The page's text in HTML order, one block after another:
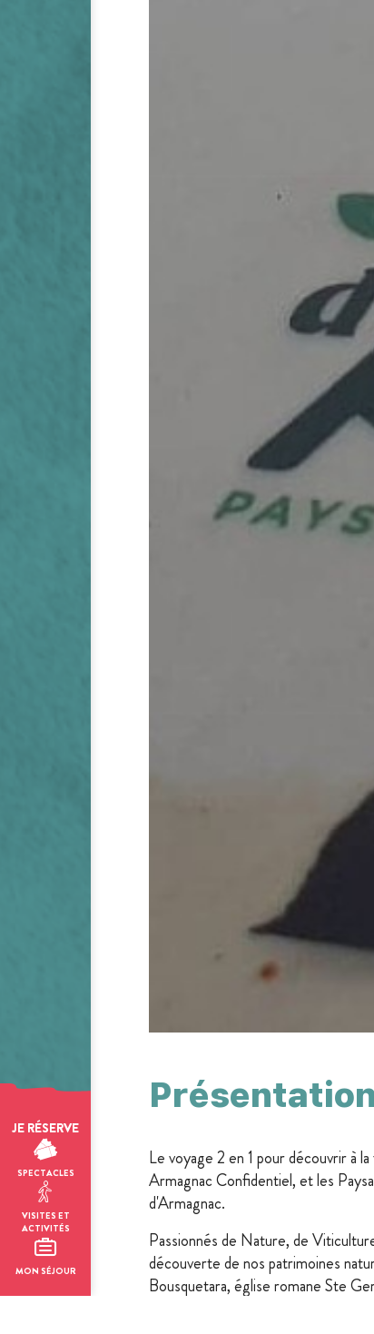
JE RÉSERVE
SPECTACLES
VISITES ET
ACTIVITÉS
MON SÉJOUR
Présentation
Le voyage 2 en 1 pour découvrir à
Armagnac Confidentiel, et les
d'Armagnac.
Passionnés de Nature, de
découverte de nos patrimoines
Bousquetara, église romane Ste